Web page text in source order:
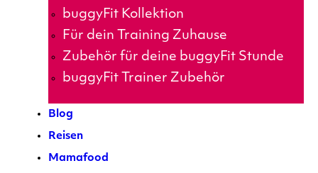
buggyFit Kollektion
Für dein Training Zuhause
Zubehör für deine buggyFit Stunde
buggyFit Trainer Zubehör
Blog
Reisen
Mamafood